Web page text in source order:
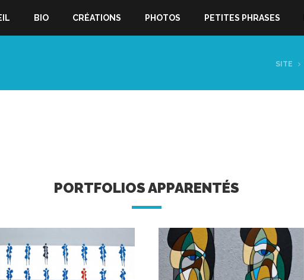
BIO CRÉATIONS PHOTOS PETITES PHRASES
SITE
PORTFOLIOS APPARENTÉS